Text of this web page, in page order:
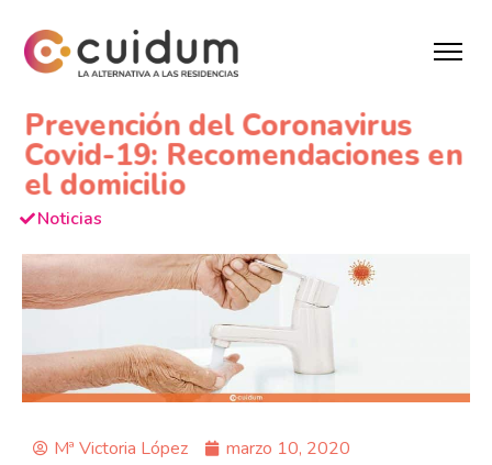
Prevención del Coronavirus
Covid-19: Recomendaciones en
el domicilio
Noticias
Mª Victoria López marzo 10, 2020